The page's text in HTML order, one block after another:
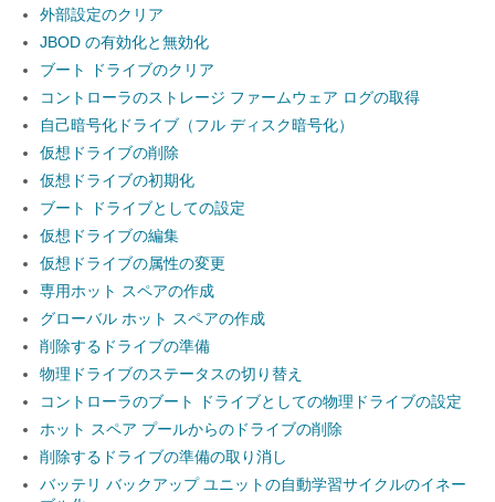
外部設定のクリア
JBOD の有効化と無効化
ブート ドライブのクリア
コントローラのストレージ ファームウェア ログの取得
自己暗号化ドライブ（フル ディスク暗号化）
仮想ドライブの削除
仮想ドライブの初期化
ブート ドライブとしての設定
仮想ドライブの編集
仮想ドライブの属性の変更
専用ホット スペアの作成
グローバル ホット スペアの作成
削除するドライブの準備
物理ドライブのステータスの切り替え
コントローラのブート ドライブとしての物理ドライブの設定
ホット スペア プールからのドライブの削除
削除するドライブの準備の取り消し
バッテリ バックアップ ユニットの自動学習サイクルのイネー